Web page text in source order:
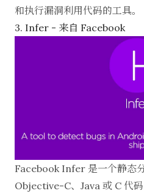
和执行漏洞利用代码的工具。
3. Infer - 来自 Facebook
Facebook Infer 是一个静态
Objective-C、Java 或 C 代